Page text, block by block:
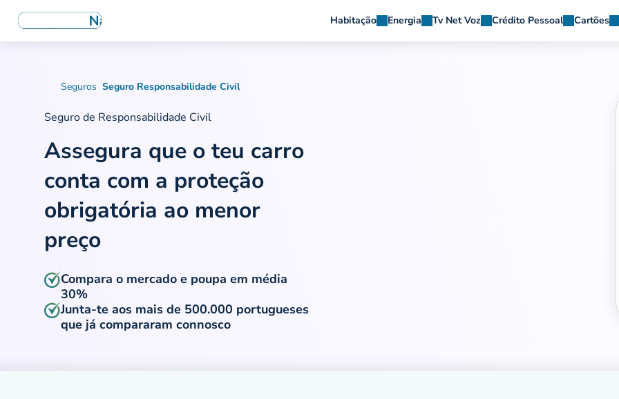
Habitação Energia Tv Net Voz Crédito Pessoal Cartões
Seguros Seguro Responsabilidade Civil
Seguro de Responsabilidade Civil
Assegura que o teu carro
conta com a proteção
obrigatória ao menor
preço
Compara o mercado e poupa em média
30%
Junta-te aos mais de 500.000 portugueses
que já compararam connosco